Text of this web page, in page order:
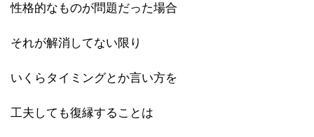
性格的なものが問題だった場合
それが解消してない限り
いくらタイミングとか言い方を
工夫しても復縁することは